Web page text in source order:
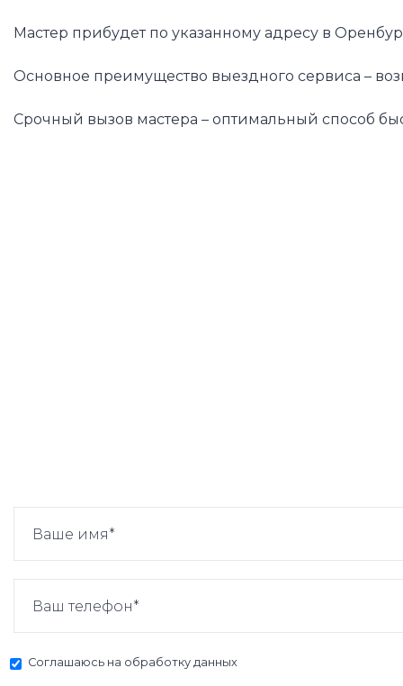
Мастер прибудет по указанному адресу в
Основное преимущество выездного сервиса –
Срочный вызов мастера – оптимальный способ
Соглашаюсь на обработку данных